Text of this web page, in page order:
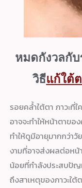
หมดกังวลกั
วิธีแก้ใต้
รอยคล้ำใต้ตา ภาวะที่
อาจจะทำให้หน้าตาข
ทำให้ดูมีอายุมากกว่า
งามที่อาจส่งผลต่อหน้
น้อยที่กำลังประสบปัญ
ถึงสาเหตุของภาวะใต้